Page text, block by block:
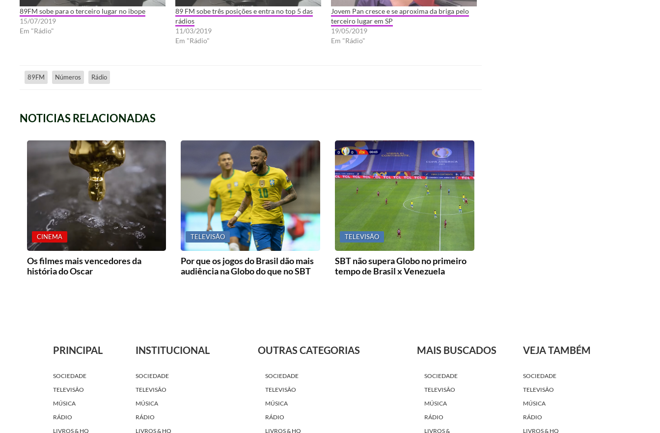
89FM sobe para o terceiro lugar no ibope
15/07/2019
Em "Rádio"
89 FM sobe três posições e entra no top 5 das
rádios
11/03/2019
Em "Rádio"
Jovem Pan cresce e se aproxima da briga pelo
terceiro lugar em SP
19/05/2019
Em "Rádio"
89FM Números Rádio
NOTICIAS RELACIONADAS
CINEMA
Os filmes mais vencedores da
história do Oscar
TELEVISÃO
Por que os jogos do Brasil dão mais
audiência na Globo do que no SBT
TELEVISÃO
SBT não supera Globo no primeiro
tempo de Brasil x Venezuela
PRINCIPAL
SOCIEDADE
TELEVISÃO
MÚSICA
RÁDIO
LIVROS & HQ
INSTITUCIONAL
SOCIEDADE
TELEVISÃO
MÚSICA
RÁDIO
LIVROS & HQ
OUTRAS CATEGORIAS
SOCIEDADE
TELEVISÃO
MÚSICA
RÁDIO
LIVROS & HQ
MAIS BUSCADOS
SOCIEDADE
TELEVISÃO
MÚSICA
RÁDIO
LIVROS &
VEJA TAMBÉM
SOCIEDADE
TELEVISÃO
MÚSICA
RÁDIO
LIVROS & HQ